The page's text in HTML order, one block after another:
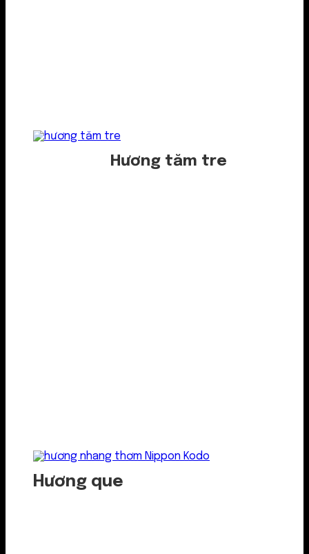
Hương tăm tre
Hương que